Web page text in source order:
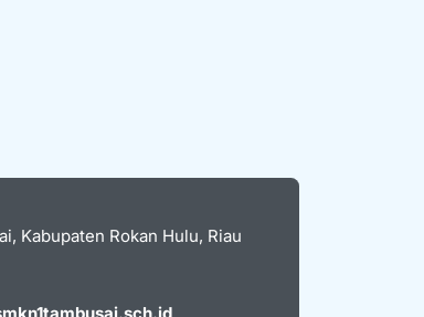
Kabupaten Rokan Hulu, Riau